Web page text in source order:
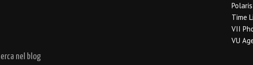
Time
VII
VU
nel blog